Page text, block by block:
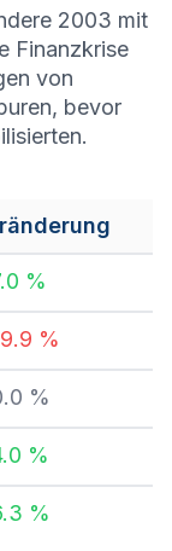
2003 mit
Finanzkrise
von
bevor
%
%
%
%
%